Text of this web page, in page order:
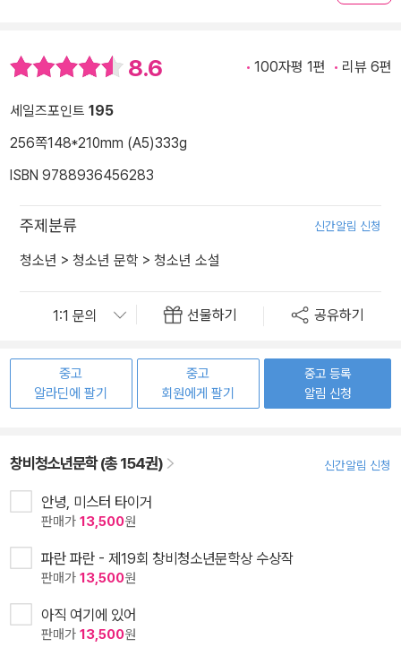
8.6 100자평 1편 리뷰 6편
세일즈포인트 195
256쪽148*210mm (A5)333g
ISBN 9788936456283
주제분류 신간알림 신청
청소년 > 청소년 문학 > 청소년 소설
선물하기 공유하기
중고
알라딘에 팔기
중고
회원에게 팔기
중고 등록
알림 신청
창비청소년문학 (총 154권) 신간알림 신청
안녕, 미스터 타이거
판매가 13,500원
파란 파란 - 제19회 창비청소년문학상 수상작
판매가 13,500원
아직 여기에 있어
판매가 13,500원